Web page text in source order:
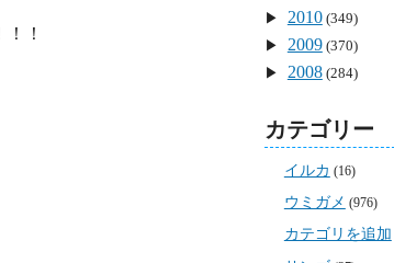
！
2010(349)
2009(370)
2008(284)
カテゴリー
イルカ (16)
ウミガメ (976)
カテゴリを追加